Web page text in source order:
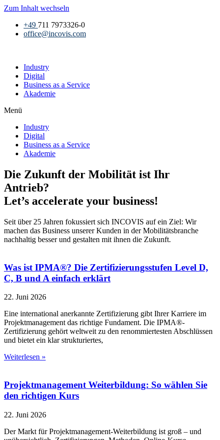
Zum Inhalt wechseln
+49 711 7973326-0
office@incovis.com
Industry
Digital
Business as a Service
Akademie
Menü
Industry
Digital
Business as a Service
Akademie
Die Zukunft der Mobilität ist Ihr
Antrieb?
Let’s accelerate your business!
Seit über 25 Jahren fokussiert sich INCOVIS auf ein Ziel: Wir
machen das Business unserer Kunden in der Mobilitätsbranche
nachhaltig besser und gestalten mit ihnen die Zukunft.
Was ist IPMA®? Die Zertifizierungsstufen Level D,
C, B und A einfach erklärt
22. Juni 2026
Eine international anerkannte Zertifizierung gibt Ihrer Karriere im
Projektmanagement das richtige Fundament. Die IPMA®-
Zertifizierung gehört weltweit zu den renommiertesten Abschlüssen
und bietet ein klar strukturiertes,
Weiterlesen »
Projektmanagement Weiterbildung: So wählen Sie
den richtigen Kurs
22. Juni 2026
Der Markt für Projektmanagement-Weiterbildung ist groß – und